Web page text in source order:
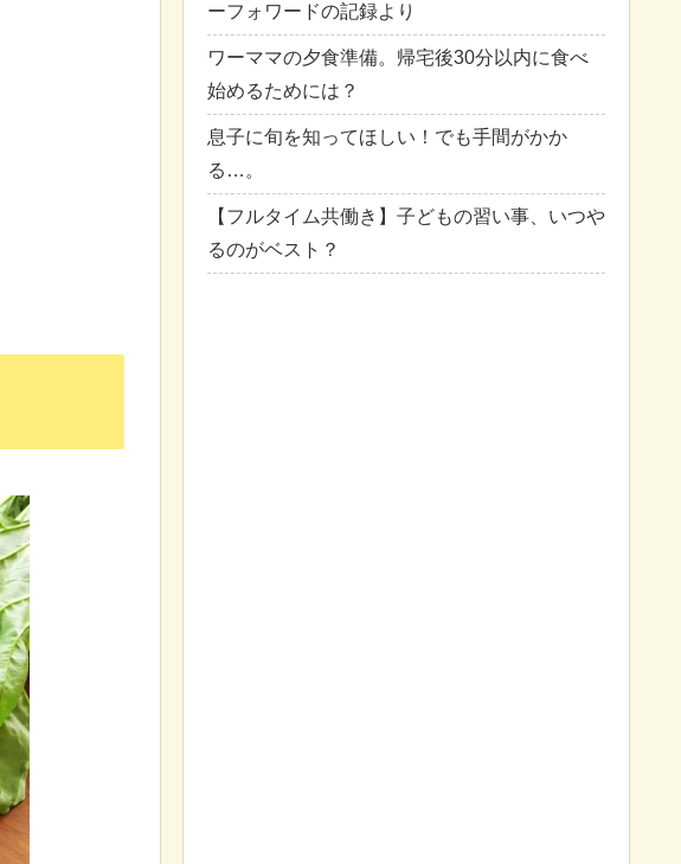
ーフォワードの記録より
ワーママの夕食準備。帰宅後30分以内に食べ
始めるためには？
息子に旬を知ってほしい！でも手間がかか
る…。
【フルタイム共働き】子どもの習い事、いつや
るのがベスト？